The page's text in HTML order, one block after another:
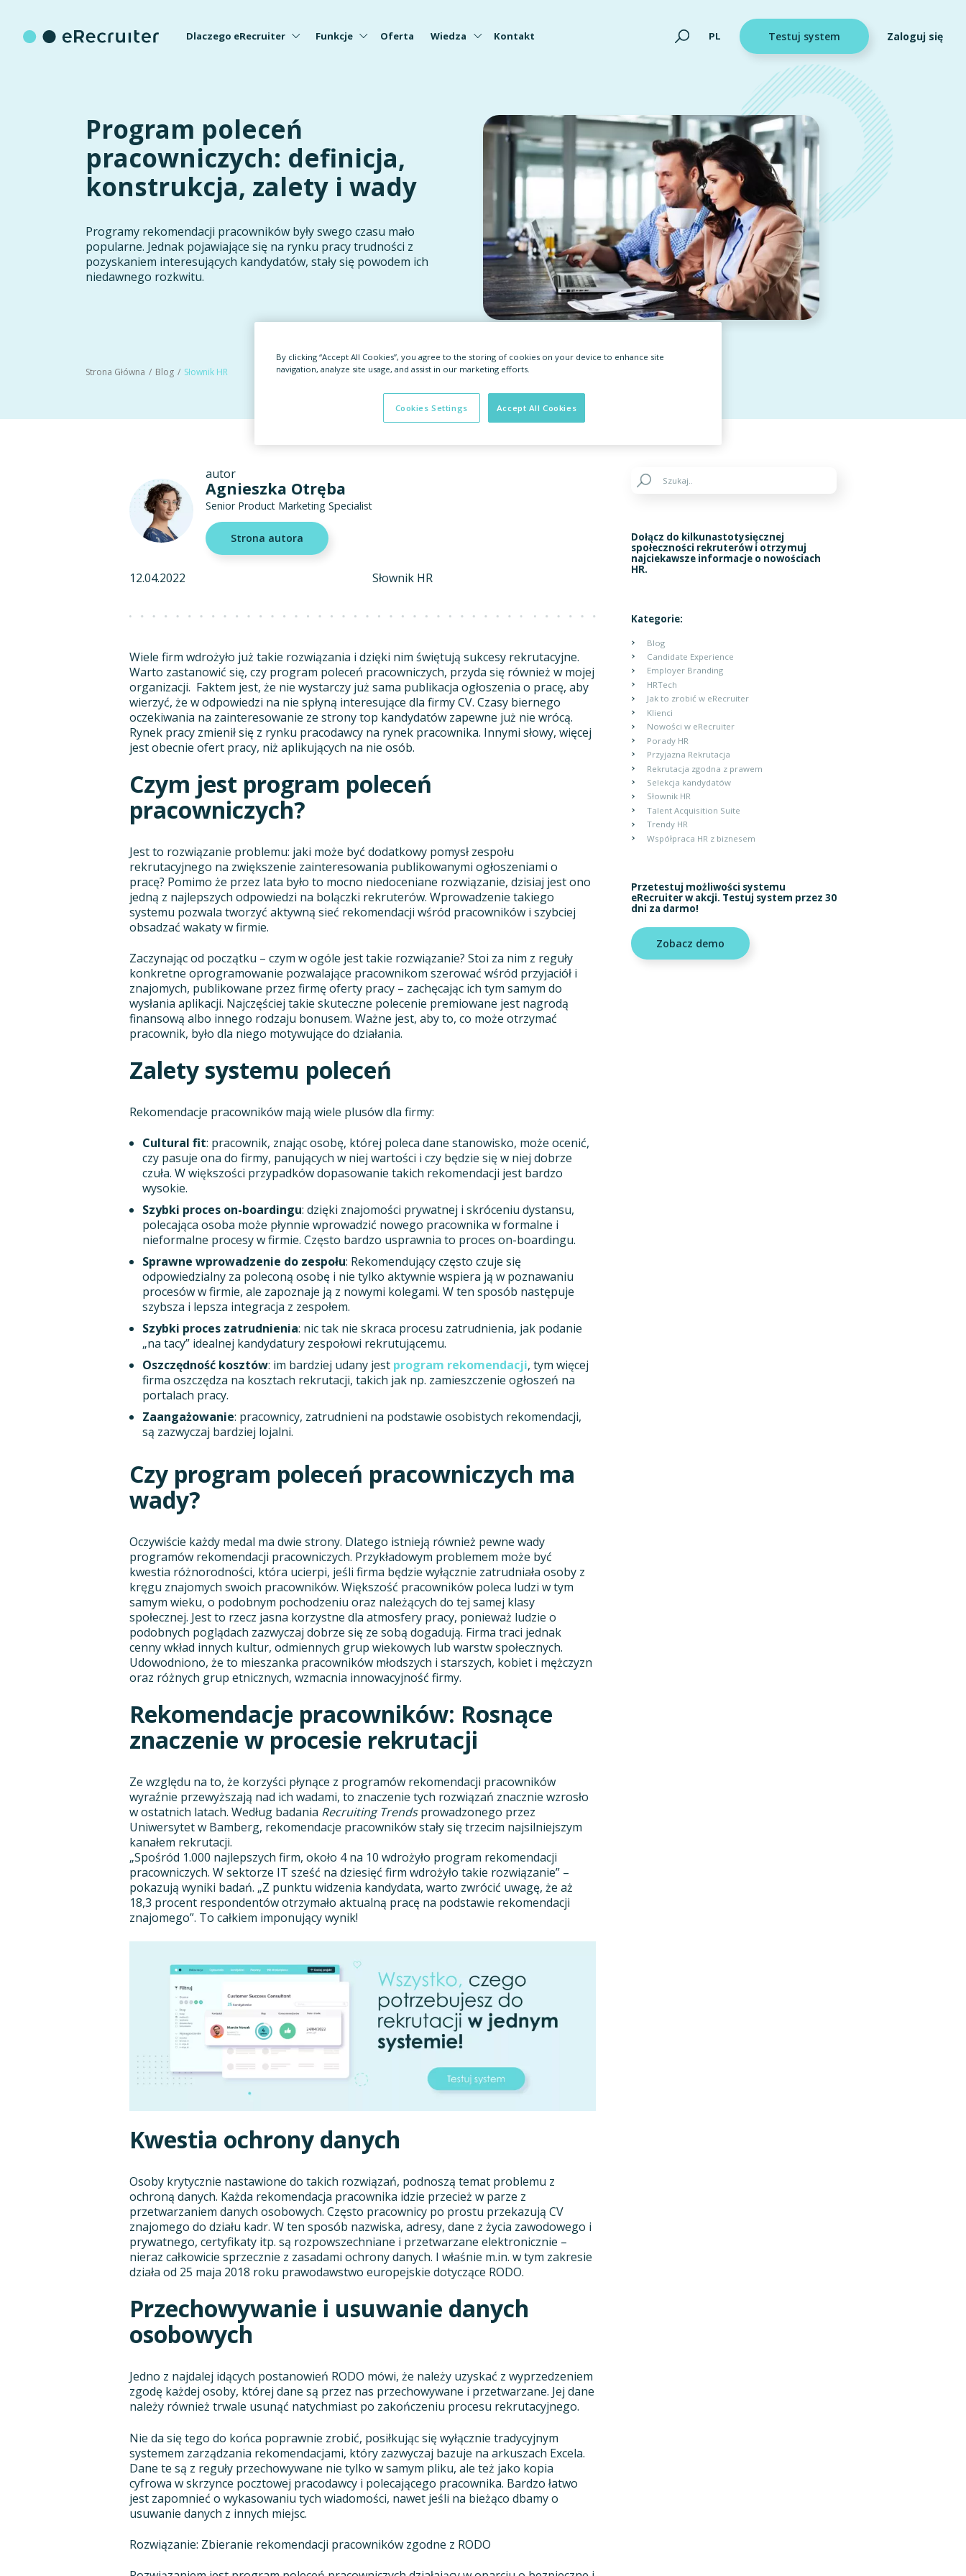
Dlaczego eRecruiter Funkcje Oferta Wiedza Kontakt PL Testuj system Zaloguj się
Program poleceń
pracowniczych: definicja,
konstrukcja, zalety i wady
Programy rekomendacji pracowników były swego czasu mało
popularne. Jednak pojawiające się na rynku pracy trudności z
pozyskaniem interesujących kandydatów, stały się powodem ich
niedawnego rozkwitu.
Strona Główna Blog Słownik HR
autor
Agnieszka Otręba
Senior Product Marketing Specialist
Strona autora
12.04.2022 Słownik HR
Wiele firm wdrożyło już takie rozwiązania i dzięki nim świętują sukcesy rekrutacyjne.
Warto zastanowić się, czy program poleceń pracowniczych, przyda się również w mojej
organizacji. Faktem jest, że nie wystarczy już sama publikacja ogłoszenia o pracę, aby
wierzyć, że w odpowiedzi na nie spłyną interesujące dla firmy CV. Czasy biernego
oczekiwania na zainteresowanie ze strony top kandydatów zapewne już nie wrócą.
Rynek pracy zmienił się z rynku pracodawcy na rynek pracownika. Innymi słowy, więcej
jest obecnie ofert pracy, niż aplikujących na nie osób.
Czym jest program poleceń
pracowniczych?
Jest to rozwiązanie problemu: jaki może być dodatkowy pomysł zespołu
rekrutacyjnego na zwiększenie zainteresowania publikowanymi ogłoszeniami o
pracę? Pomimo że przez lata było to mocno niedoceniane rozwiązanie, dzisiaj jest ono
jedną z najlepszych odpowiedzi na bolączki rekruterów. Wprowadzenie takiego
systemu pozwala tworzyć aktywną sieć rekomendacji wśród pracowników i szybciej
obsadzać wakaty w firmie.
Zaczynając od początku – czym w ogóle jest takie rozwiązanie? Stoi za nim z reguły
konkretne oprogramowanie pozwalające pracownikom szerować wśród przyjaciół i
znajomych, publikowane przez firmę oferty pracy – zachęcając ich tym samym do
wysłania aplikacji. Najczęściej takie skuteczne polecenie premiowane jest nagrodą
finansową albo innego rodzaju bonusem. Ważne jest, aby to, co może otrzymać
pracownik, było dla niego motywujące do działania.
Zalety systemu poleceń
Rekomendacje pracowników mają wiele plusów dla firmy:
Cultural fit: pracownik, znając osobę, której poleca dane stanowisko, może ocenić,
czy pasuje ona do firmy, panujących w niej wartości i czy będzie się w niej dobrze
czuła. W większości przypadków dopasowanie takich rekomendacji jest bardzo
wysokie.
Szybki proces on-boardingu: dzięki znajomości prywatnej i skróceniu dystansu,
polecająca osoba może płynnie wprowadzić nowego pracownika w formalne i
nieformalne procesy w firmie. Często bardzo usprawnia to proces on-boardingu.
Sprawne wprowadzenie do zespołu: Rekomendujący często czuje się
odpowiedzialny za poleconą osobę i nie tylko aktywnie wspiera ją w poznawaniu
procesów w firmie, ale zapoznaje ją z nowymi kolegami. W ten sposób następuje
szybsza i lepsza integracja z zespołem.
Szybki proces zatrudnienia: nic tak nie skraca procesu zatrudnienia, jak podanie
„na tacy” idealnej kandydatury zespołowi rekrutującemu.
Oszczędność kosztów: im bardziej udany jest program rekomendacji, tym więcej
firma oszczędza na kosztach rekrutacji, takich jak np. zamieszczenie ogłoszeń na
portalach pracy.
Zaangażowanie: pracownicy, zatrudnieni na podstawie osobistych rekomendacji,
są zazwyczaj bardziej lojalni.
Czy program poleceń pracowniczych ma
wady?
Oczywiście każdy medal ma dwie strony. Dlatego istnieją również pewne wady
programów rekomendacji pracowniczych. Przykładowym problemem może być
kwestia różnorodności, która ucierpi, jeśli firma będzie wyłącznie zatrudniała osoby z
kręgu znajomych swoich pracowników. Większość pracowników poleca ludzi w tym
samym wieku, o podobnym pochodzeniu oraz należących do tej samej klasy
społecznej. Jest to rzecz jasna korzystne dla atmosfery pracy, ponieważ ludzie o
podobnych poglądach zazwyczaj dobrze się ze sobą dogadują. Firma traci jednak
cenny wkład innych kultur, odmiennych grup wiekowych lub warstw społecznych.
Udowodniono, że to mieszanka pracowników młodszych i starszych, kobiet i mężczyzn
oraz różnych grup etnicznych, wzmacnia innowacyjność firmy.
Rekomendacje pracowników: Rosnące
znaczenie w procesie rekrutacji
Ze względu na to, że korzyści płynące z programów rekomendacji pracowników
wyraźnie przewyższają nad ich wadami, to znaczenie tych rozwiązań znacznie wzrosło
w ostatnich latach. Według badania Recruiting Trendsprowadzonego przez
Uniwersytet w Bamberg, rekomendacje pracowników stały się trzecim najsilniejszym
kanałem rekrutacji.
„Spośród 1.000 najlepszych firm, około 4 na 10 wdrożyło program rekomendacji
pracowniczych. W sektorze IT sześć na dziesięć firm wdrożyło takie rozwiązanie” –
pokazują wyniki badań. „Z punktu widzenia kandydata, warto zwrócić uwagę, że aż
18,3 procent respondentów otrzymało aktualną pracę na podstawie rekomendacji
znajomego”. To całkiem imponujący wynik!
Kwestia ochrony danych
Osoby krytycznie nastawione do takich rozwiązań, podnoszą temat problemu z
ochroną danych. Każda rekomendacja pracownika idzie przecież w parze z
przetwarzaniem danych osobowych. Często pracownicy po prostu przekazują CV
znajomego do działu kadr. W ten sposób nazwiska, adresy, dane z życia zawodowego i
prywatnego, certyfikaty itp. są rozpowszechniane i przetwarzane elektronicznie –
nieraz całkowicie sprzecznie z zasadami ochrony danych. I właśnie m.in. w tym zakresie
działa od 25 maja 2018 roku prawodawstwo europejskie dotyczące RODO.
Przechowywanie i usuwanie danych
osobowych
Jedno z najdalej idących postanowień RODO mówi, że należy uzyskać z wyprzedzeniem
zgodę każdej osoby, której dane są przez nas przechowywane i przetwarzane. Jej dane
należy również trwale usunąć natychmiast po zakończeniu procesu rekrutacyjnego.
Nie da się tego do końca poprawnie zrobić, posiłkując się wyłącznie tradycyjnym
systemem zarządzania rekomendacjami, który zazwyczaj bazuje na arkuszach Excela.
Dane te są z reguły przechowywane nie tylko w samym pliku, ale też jako kopia
cyfrowa w skrzynce pocztowej pracodawcy i polecającego pracownika. Bardzo łatwo
jest zapomnieć o wykasowaniu tych wiadomości, nawet jeśli na bieżąco dbamy o
usuwanie danych z innych miejsc.
Rozwiązanie: Zbieranie rekomendacji pracowników zgodne z RODO
Dołącz do kilkunastotysięcznej
społeczności rekruterów i otrzymuj
najciekawsze informacje o nowościach
HR.
Kategorie:
Blog
Candidate Experience
Employer Branding
HRTech
Jak to zrobić w eRecruiter
Klienci
Nowości w eRecruiter
Porady HR
Przyjazna Rekrutacja
Rekrutacja zgodna z prawem
Selekcja kandydatów
Słownik HR
Talent Acquisition Suite
Trendy HR
Współpraca HR z biznesem
Przetestuj możliwości systemu
eRecruiter w akcji. Testuj system przez 30
dni za darmo!
Zobacz demo
By clicking “Accept All Cookies”, you agree to the storing of cookies on your device to enhance site
navigation, analyze site usage, and assist in our marketing efforts.
Accept All Cookies
Cookies Settings